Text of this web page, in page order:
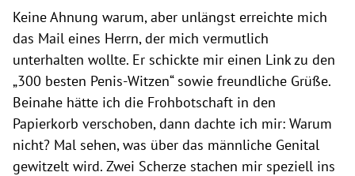
Keine Ahnung warum, aber unlängst erreichte mich
das Mail eines Herrn, der mich vermutlich
unterhalten wollte. Er schickte mir einen Link zu den
„300 besten Penis-Witzen“ sowie freundliche Grüße.
Beinahe hätte ich die Frohbotschaft in den
Papierkorb verschoben, dann dachte ich mir: Warum
nicht? Mal sehen, was über das männliche Genital
gewitzelt wird. Zwei Scherze stachen mir speziell ins